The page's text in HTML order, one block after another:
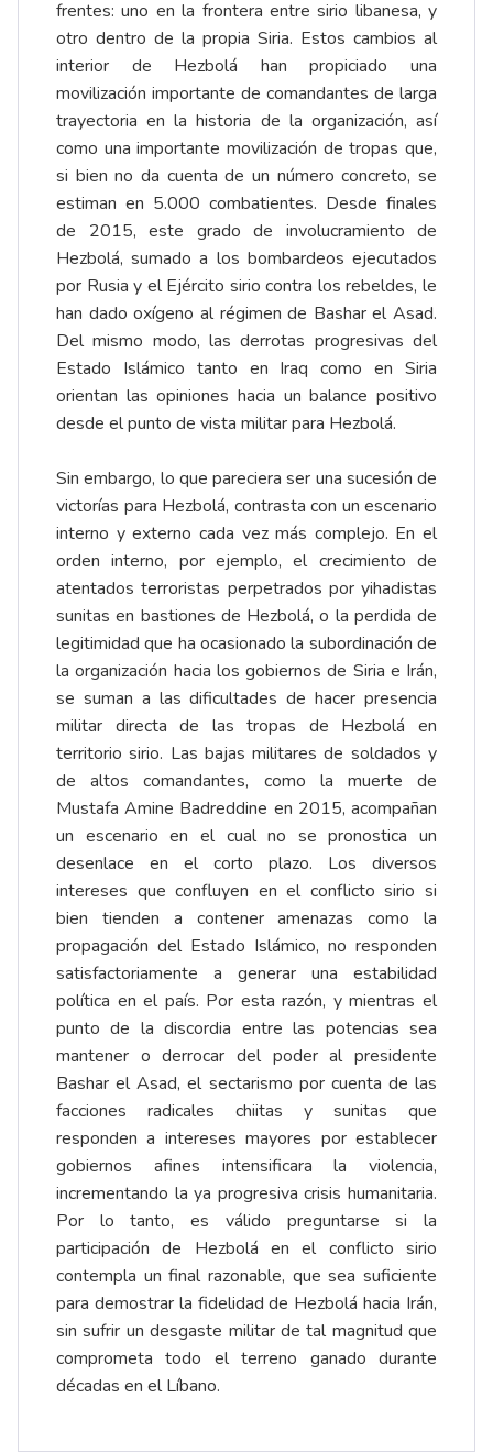
frentes: uno en la frontera entre sirio libanesa, y
otro dentro de la propia Siria. Estos cambios al
interior de Hezbolá han propiciado una
movilización importante de comandantes de larga
trayectoria en la historia de la organización, así
como una importante movilización de tropas que,
si bien no da cuenta de un número concreto, se
estiman en 5.000 combatientes. Desde finales
de 2015, este grado de involucramiento de
Hezbolá, sumado a los bombardeos ejecutados
por Rusia y el Ejército sirio contra los rebeldes, le
han dado oxígeno al régimen de Bashar el Asad.
Del mismo modo, las derrotas progresivas del
Estado Islámico tanto en Iraq como en Siria
orientan las opiniones hacia un balance positivo
desde el punto de vista militar para Hezbolá.
Sin embargo, lo que pareciera ser una sucesión de
victorías para Hezbolá, contrasta con un escenario
interno y externo cada vez más complejo. En el
orden interno, por ejemplo, el crecimiento de
atentados terroristas perpetrados por yihadistas
sunitas en bastiones de Hezbolá, o la perdida de
legitimidad que ha ocasionado la subordinación de
la organización hacia los gobiernos de Siria e Irán,
se suman a las dificultades de hacer presencia
militar directa de las tropas de Hezbolá en
territorio sirio. Las bajas militares de soldados y
de altos comandantes, como la muerte de
Mustafa Amine Badreddine en 2015, acompañan
un escenario en el cual no se pronostica un
desenlace en el corto plazo. Los diversos
intereses que confluyen en el conflicto sirio si
bien tienden a contener amenazas como la
propagación del Estado Islámico, no responden
satisfactoriamente a generar una estabilidad
política en el país. Por esta razón, y mientras el
punto de la discordia entre las potencias sea
mantener o derrocar del poder al presidente
Bashar el Asad, el sectarismo por cuenta de las
facciones radicales chiitas y sunitas que
responden a intereses mayores por establecer
gobiernos afines intensificara la violencia,
incrementando la ya progresiva crisis humanitaria.
Por lo tanto, es válido preguntarse si la
participación de Hezbolá en el conflicto sirio
contempla un final razonable, que sea suficiente
para demostrar la fidelidad de Hezbolá hacia Irán,
sin sufrir un desgaste militar de tal magnitud que
comprometa todo el terreno ganado durante
décadas en el Líbano.